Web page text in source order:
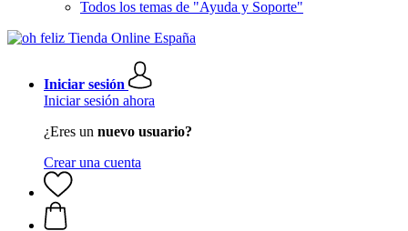
Todos los temas de "Ayuda y Soporte"
Iniciar sesión
Iniciar sesión ahora
¿Eres un nuevo usuario?
Crear una cuenta